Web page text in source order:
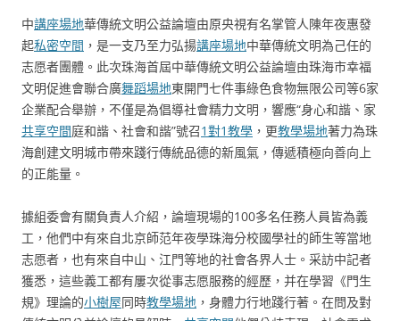
中講座場地華傳統文明公益論壇由原央視有名掌管人陳年夜惠發
起私密空間 ，是一支乃至力弘揚講座場地中華傳統文明為己任的
志愿者團體。此次珠海首屆中華傳統文明公益論壇由珠海市幸福
文明促進會聯合廣舞蹈場地東開門七件事綠色食物無限公司等6家
企業配合舉辦，不僅是為倡導社會精力文明，響應“身心和諧、家
共享空間庭和諧、社會和諧”號召1對1教學 ，更教學場地著力為珠
海創建文明城市帶來踐行傳統品德的新風氣，傳遞積極向善向上
的正能量。
據組委會有關負責人介紹，論壇現場的100多名任務人員皆為義
工，他們中有來自北京師范年夜學珠海分校國學社的師生等當地
志愿者，也有來自中山、江門等地的社會各界人士。采訪中記者
獲悉，這些義工都有屢次從事志愿服務的經歷，并在學習《門生
規》理論的小樹屋同時教學場地 ，身體力行地踐行著。在問及對